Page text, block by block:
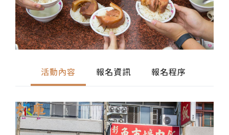
活動內容 報名資訊 報名程序